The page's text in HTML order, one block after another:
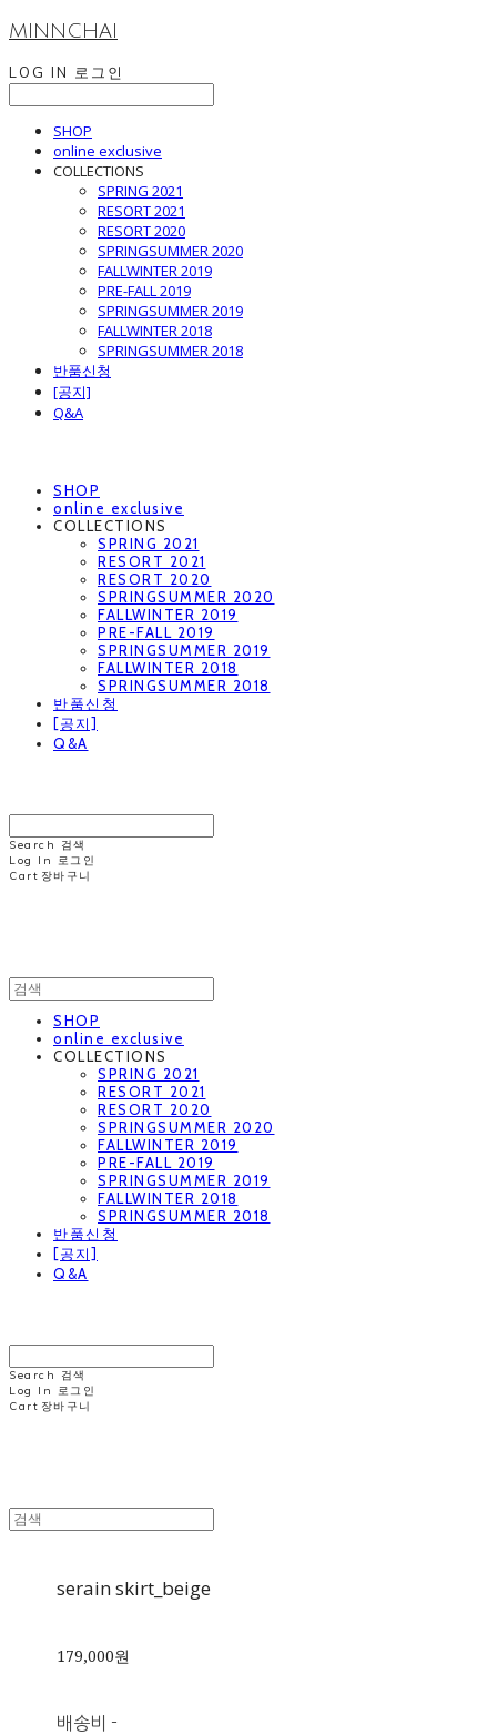
MINNCHAI
LOG IN 로그인
SHOP
online exclusive
COLLECTIONS
SPRING 2021
RESORT 2021
RESORT 2020
SPRINGSUMMER 2020
FALLWINTER 2019
PRE-FALL 2019
SPRINGSUMMER 2019
FALLWINTER 2018
SPRINGSUMMER 2018
반품신청
[공지]
Q&A
SHOP
online exclusive
COLLECTIONS
SPRING 2021
RESORT 2021
RESORT 2020
SPRINGSUMMER 2020
FALLWINTER 2019
PRE-FALL 2019
SPRINGSUMMER 2019
FALLWINTER 2018
SPRINGSUMMER 2018
반품신청
[공지]
Q&A
Search
검색
Log In
로그인
Cart 장바구니
SHOP
online exclusive
COLLECTIONS
SPRING 2021
RESORT 2021
RESORT 2020
SPRINGSUMMER 2020
FALLWINTER 2019
PRE-FALL 2019
SPRINGSUMMER 2019
FALLWINTER 2018
SPRINGSUMMER 2018
반품신청
[공지]
Q&A
Search
검색
Log In
로그인
Cart 장바구니
serain skirt_beige
179,000원
배송비 -